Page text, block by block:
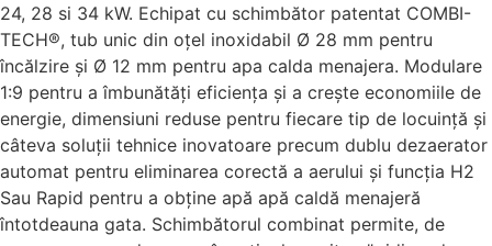
24, 28 si 34 kW. Echipat cu schimbător patentat COMBI-
TECH®, tub unic din oțel inoxidabil Ø 28 mm pentru
încălzire și Ø 12 mm pentru apa calda menajera. Modulare
1:9 pentru a îmbunătăți eficiența și a crește economiile de
energie, dimensiuni reduse pentru fiecare tip de locuință și
câteva soluții tehnice inovatoare precum dublu dezaerator
automat pentru eliminarea corectă a aerului și funcția H2
Sau Rapid pentru a obține apă apă caldă menajeră
întotdeauna gata. Schimbătorul combinat permite, de